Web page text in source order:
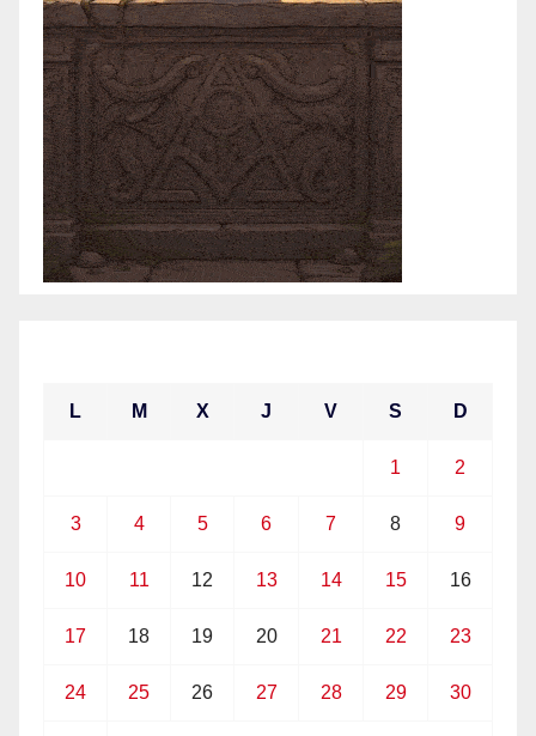
L M X J V S D
1 2
3 4 5 6 7 8 9
10 11 12 13 14 15 16
17 18 19 20 21 22 23
24 25 26 27 28 29 30